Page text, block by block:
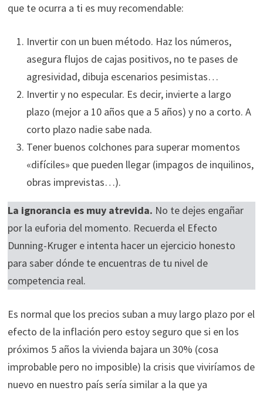
que te ocurra a ti es muy recomendable:
Invertir con un buen método. Haz los números,
asegura flujos de cajas positivos, no te pases de
agresividad, dibuja escenarios pesimistas…
Invertir y no especular. Es decir, invierte a largo
plazo (mejor a 10 años que a 5 años) y no a corto. A
corto plazo nadie sabe nada.
Tener buenos colchones para superar momentos
«difíciles» que pueden llegar (impagos de inquilinos,
obras imprevistas…).
La ignorancia es muy atrevida. No te dejes engañar
por la euforia del momento. Recuerda el Efecto
Dunning-Kruger e intenta hacer un ejercicio honesto
para saber dónde te encuentras de tu nivel de
competencia real.
Es normal que los precios suban a muy largo plazo por el
efecto de la inflación pero estoy seguro que si en los
próximos 5 años la vivienda bajara un 30% (cosa
improbable pero no imposible) la crisis que viviríamos de
nuevo en nuestro país sería similar a la que ya